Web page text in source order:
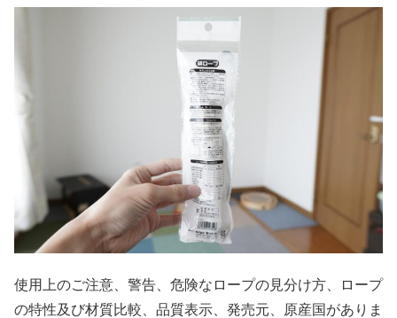
使用上のご注意、警告、危険なロープの見分け方、ロープ
の特性及び材質比較、品質表示、発売元、原産国がありま